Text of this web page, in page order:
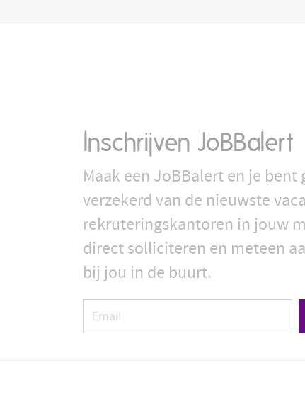
Inschrijven JoBBalert
Maak een JoBBalert en je bent
verzekerd van de nieuwste
rekruteringskantoren in jouw
direct solliciteren en meteen
bij jou in de buurt.